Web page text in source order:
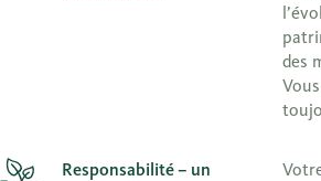
des
Responsabilité – un